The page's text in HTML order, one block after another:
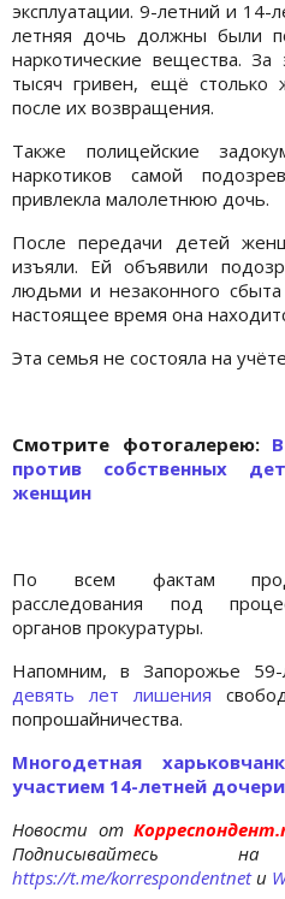
эксплуатации. 9-летний и 14-
летняя дочь должны были
наркотические вещества.
тысяч гривен, ещё столько
после их возвращения.
Также полицейские
наркотиков самой
привлекла малолетнюю дочь.
После передачи детей
изъяли. Ей объявили
людьми и незаконного
настоящее время она
Эта семья не состояла на
Cмотрите фотогалерею:
против собственных
женщин
По всем фактам
расследования под
органов прокуратуры.
Напомним, в Запорожье
девять лет лишения
попрошайничества.
Многодетная
участием 14-летней дочери
Новости от
Подписывайтесь
https://t.me/korrespondentnetи